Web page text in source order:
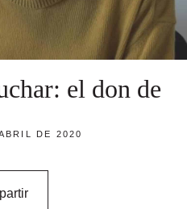
el don de
DE 2020